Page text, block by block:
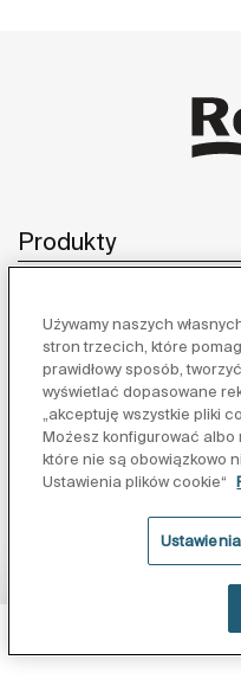
Produkty
Obsługa klienta
O nas
Używamy naszych
stron trzecich, które
prawidłowy sposób,
wyświetlać dopasowane
„akceptuję wszystkie pliki
Możesz konfigurować
które nie są obowiązkowo
Ustawienia plików cookie“